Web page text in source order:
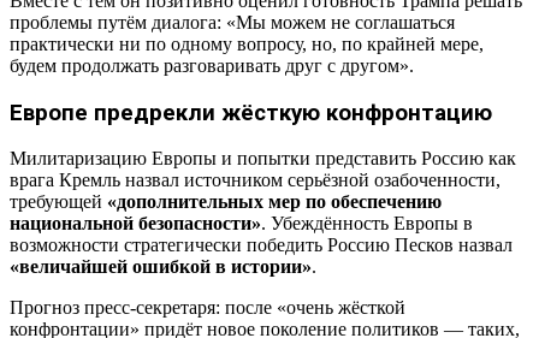
проблемы путём диалога: «Мы можем не соглашаться
практически ни по одному вопросу, но, по крайней мере,
будем продолжать разговаривать друг с другом».
Европе предрекли жёсткую конфронтацию
Милитаризацию Европы и попытки представить Россию как
врага Кремль назвал источником серьёзной озабоченности,
требующей «дополнительных мер по обеспечению
национальной безопасности». Убеждённость Европы в
возможности стратегически победить Россию Песков назвал
«величайшей ошибкой в истории».
Прогноз пресс-секретаря: после «очень жёсткой
конфронтации» придёт новое поколение политиков — таких,